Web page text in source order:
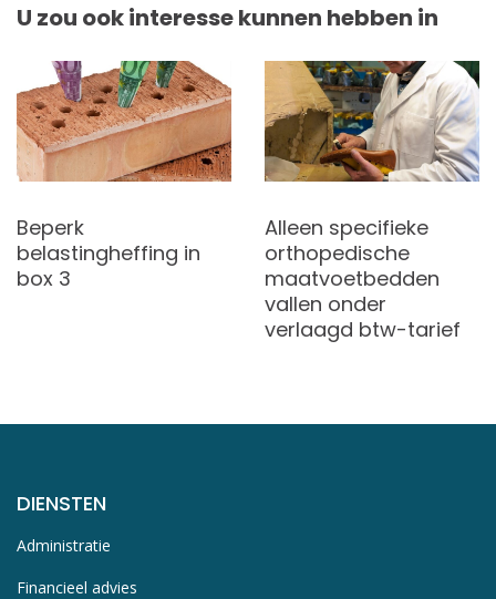
U zou ook interesse kunnen hebben in
Beperk
belastingheffing in
box 3
Alleen specifieke
orthopedische
maatvoetbedden
vallen onder
verlaagd btw-tarief
DIENSTEN
Administratie
Financieel advies